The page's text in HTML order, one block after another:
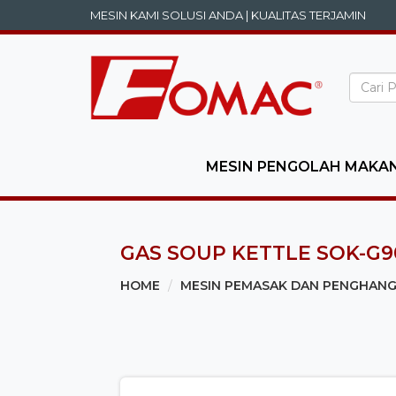
MESIN KAMI SOLUSI ANDA | KUALITAS TERJAMIN
MESIN PENGOLAH
GAS SOUP KETTLE SOK-
HOME MESIN PEMASAK DAN